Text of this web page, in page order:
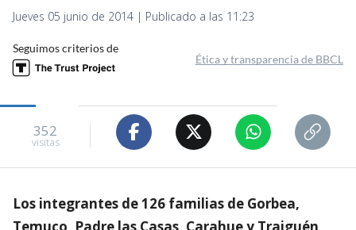
Jueves 05 junio de 2014 | Publicado a las 11:23
Seguimos criterios de
Ética y transparencia de BBCL
352
visitas
Los integrantes de 126 familias de Gorbea,
Temuco, Padre las Casas, Carahue y Traiguén